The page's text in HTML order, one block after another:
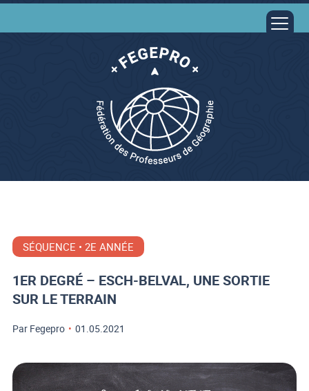
SÉQUENCE • 2E ANNÉE
1ER DEGRÉ – ESCH-BELVAL, UNE SORTIE
SUR LE TERRAIN
Par Fegepro • 01.05.2021